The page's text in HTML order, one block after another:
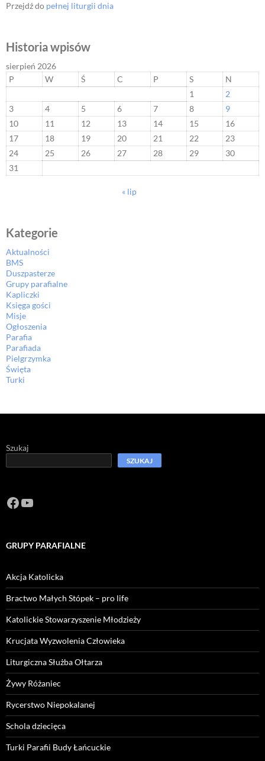
Przejdź do pełnej liturgii dnia
Historia wpisów
sierpień 2026
P
W Ś C P S
N
1
2
3
4 5 6 7 8
9
10
11 12 13 14 15
16
17
18 19 20 21 22
23
24
25 26 27 28 29
30
31
« lip
Kategorie
Aktualności
BMS
Duszpasterze
Grupy parafialne
Kapliczki
Księga gości
Misje
Ogłoszenia
Parafia
Parafiada
Pielgrzymka
Święta
Turki
Szukaj
SZUKAJ
Facebook
https://www.youtube.com/channel/
GRUPY PARAFIALNE
Akcja Katolicka
Bractwo Małych Stópek – pro life
Katolickie Stowarzyszenie Młodzieży
Krucjata Wyzwolenia Człowieka
Liturgiczna Służba Ołtarza
Żywy Różaniec
Rycerstwo Niepokalanej
Schola dziecięca
Turki Parafii Budy Łańcuckie